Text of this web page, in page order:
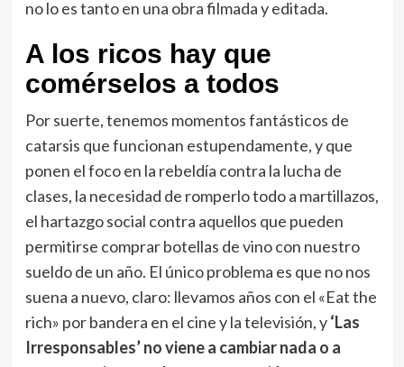
no lo es tanto en una obra filmada y editada.
A los ricos hay que
comérselos a todos
Por suerte, tenemos momentos fantásticos de
catarsis que funcionan estupendamente, y que
ponen el foco en la rebeldía contra la lucha de
clases, la necesidad de romperlo todo a martillazos,
el hartazgo social contra aquellos que pueden
permitirse comprar botellas de vino con nuestro
sueldo de un año. El único problema es que no nos
suena a nuevo, claro: llevamos años con el «Eat the
rich» por bandera en el cine y la televisión, y‘Las
Irresponsables’ no viene a cambiar nada o a